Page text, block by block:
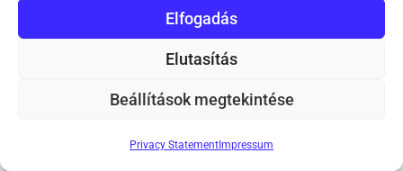
Elfogadás
Elutasítás
Beállítások megtekintése
Privacy Statement Impressum